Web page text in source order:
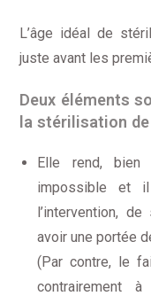
L’âge idéal de
juste avant les
Deux éléments
la stérilisation
Elle rend, bien
impossible et
l’intervention,
avoir une portée
(Par contre, le
contrairement